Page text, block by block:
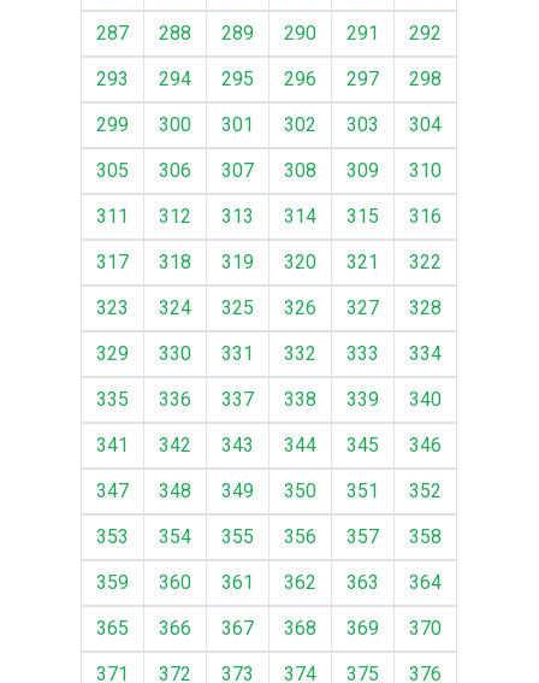
287
288 289 290 291
292
293
294 295 296 297
298
299
300 301 302 303
304
305
306 307 308 309
310
311
312 313 314 315
316
317
318 319 320 321
322
323
324 325 326 327
328
329
330 331 332 333
334
335
336 337 338 339
340
341
342 343 344 345
346
347
348 349 350 351
352
353
354 355 356 357
358
359
360 361 362 363
364
365
366 367 368 369
370
371
372 373 374 375 376